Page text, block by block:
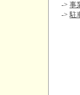
-> 事
-> 駐